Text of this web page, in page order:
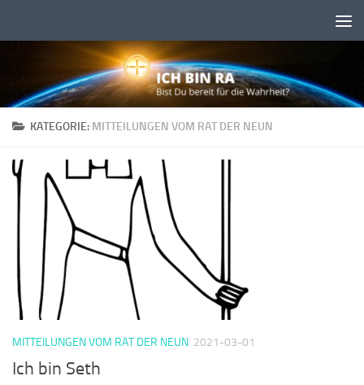
KATEGORIE: MITTEILUNGEN VOM RAT DER NEUN
MITTEILUNGEN VOM RAT DER NEUN 2021-03-01
Ich bin Seth